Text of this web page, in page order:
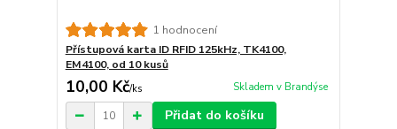
1 hodnocení
Přístupová karta ID RFID 125kHz, TK4100,
EM4100, od 10 kusů
10,00 Kč/ks Skladem v Brandýse
Přidat do košíku